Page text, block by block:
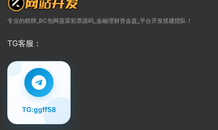
专业的棋牌_BC包网菠菜彩票源码_金融理财资金盘_平台开发搭建团队！
TG客服：
TG:ggff58